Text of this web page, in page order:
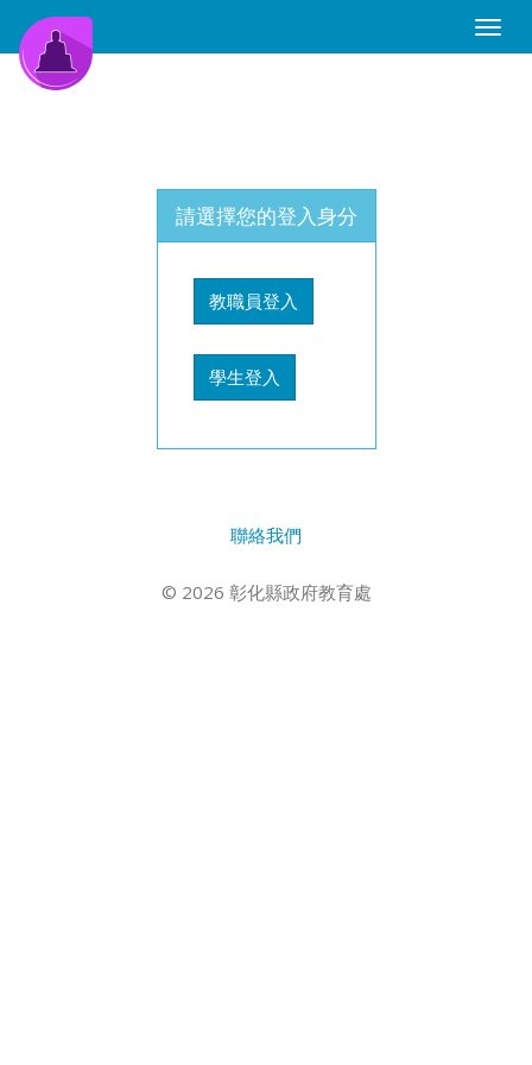
Toggle
請選擇您的登入身分
教職員登入
學生登入
聯絡我們
© 2026 彰化縣政府教育處